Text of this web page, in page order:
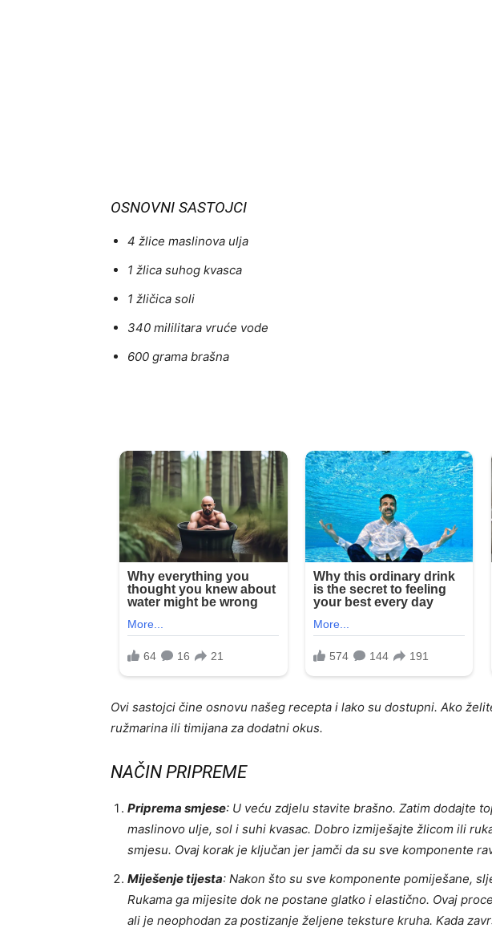
OSNOVNI SASTOJCI
4 žlice maslinova ulja
1 žlica suhog kvasca
1 žličica soli
340 mililitara vruće vode
600 grama brašna
Ovi sastojci čine osnovu našeg recepta i lako su dostupni. Ako
ružmarina ili timijana za dodatni okus.
NAČIN PRIPREME
Priprema smjese: U veću zdjelu stavite brašno. Zatim dodajte
maslinovo ulje, sol i suhi kvasac. Dobro izmiješajte žlicom ili
smjesu. Ovaj korak je ključan jer jamči da su sve komponente
Miješenje tijesta: Nakon što su sve komponente pomiješane,
Rukama ga mijesite dok ne postane glatko i elastično. Ovaj
ali je neophodan za postizanje željene teksture kruha. Kada